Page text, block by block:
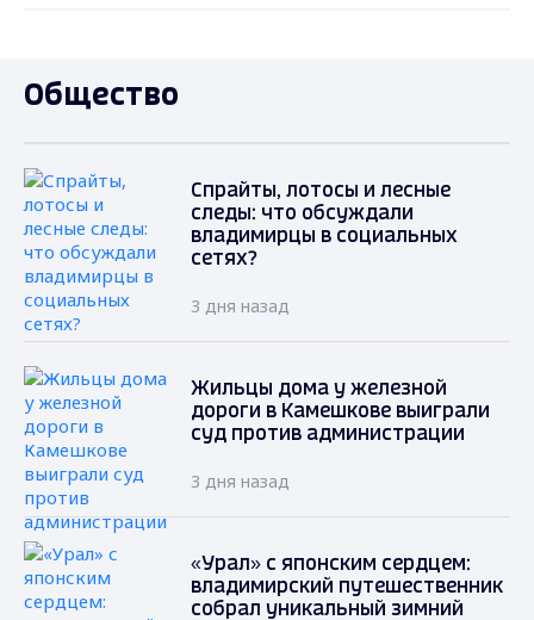
Общество
Спрайты, лотосы и лесные
следы: что обсуждали
владимирцы в социальных
сетях?
3 дня назад
Жильцы дома у железной
дороги в Камешкове выиграли
суд против администрации
3 дня назад
«Урал» с японским сердцем:
владимирский путешественник
собрал уникальный зимний